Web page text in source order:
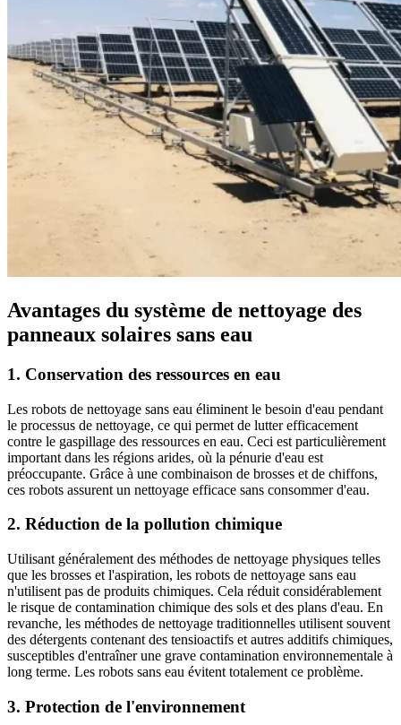
Avantages du système de nettoyage des
panneaux solaires sans eau
1. Conservation des ressources en eau
Les robots de nettoyage sans eau éliminent le besoin d'eau pendant
le processus de nettoyage, ce qui permet de lutter efficacement
contre le gaspillage des ressources en eau. Ceci est particulièrement
important dans les régions arides, où la pénurie d'eau est
préoccupante. Grâce à une combinaison de brosses et de chiffons,
ces robots assurent un nettoyage efficace sans consommer d'eau.
2. Réduction de la pollution chimique
Utilisant généralement des méthodes de nettoyage physiques telles
que les brosses et l'aspiration, les robots de nettoyage sans eau
n'utilisent pas de produits chimiques. Cela réduit considérablement
le risque de contamination chimique des sols et des plans d'eau. En
revanche, les méthodes de nettoyage traditionnelles utilisent souvent
des détergents contenant des tensioactifs et autres additifs chimiques,
susceptibles d'entraîner une grave contamination environnementale à
long terme. Les robots sans eau évitent totalement ce problème.
3. Protection de l'environnement